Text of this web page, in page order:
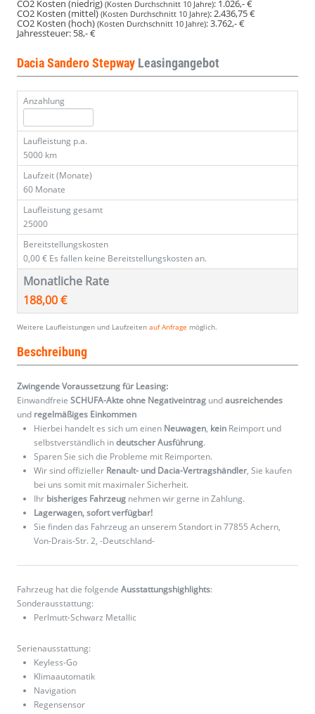
CO2 Kosten (niedrig) (Kosten Durchschnitt 10 Jahre): 1.026,- €
CO2 Kosten (mittel)(Kosten Durchschnitt 10 Jahre):2.436,75 €
CO2 Kosten (hoch) (Kosten Durchschnitt 10 Jahre):3.762,- €
Jahressteuer: 58,- €
Dacia Sandero Stepway Leasingangebot
Anzahlung
Laufleistung p.a.
5000 km
Laufzeit (Monate)
60 Monate
Laufleistung gesamt
25000
Bereitstellungskosten
0,00 € Es fallen keine Bereitstellungskosten an.
Monatliche Rate
188,00 €
Weitere Laufleistungen und Laufzeiten auf Anfrage möglich.
Beschreibung
Zwingende Voraussetzung für Leasing:
Einwandfreie SCHUFA-Akte ohne Negativeintrag undausreichendes
und regelmäßiges Einkommen
Hierbei handelt es sich um einen Neuwagen, kein Reimport und
selbstverständlich indeutscher Ausführung.
Sparen Sie sich die Probleme mit Reimporten.
Wir sind offizieller Renault- und Dacia-Vertragshändler, Sie kaufen
bei uns somit mit maximaler Sicherheit.
Ihr bisheriges Fahrzeug nehmen wir gerne in Zahlung.
Lagerwagen, sofort verfügbar!
Sie finden das Fahrzeug an unserem Standort in 77855 Achern,
Von-Drais-Str. 2, -Deutschland-
Fahrzeug hat die folgende Ausstattungshighlights:
Sonderausstattung:
Perlmutt-Schwarz Metallic
Serienausstattung:
Keyless-Go
Klimaautomatik
Navigation
Regensensor